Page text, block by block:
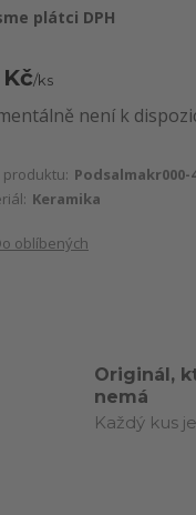
plátci DPH
/ks
není k
produktu: Podsalmakr000-
Keramika
oblíbených
Originál,
nemá
Každý kus